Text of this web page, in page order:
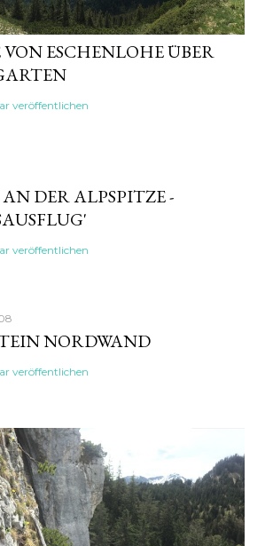
ESCHENLOHE ÜBER
veröffentlichen
DER ALPSPITZE -
veröffentlichen
NORDWAND
veröffentlichen